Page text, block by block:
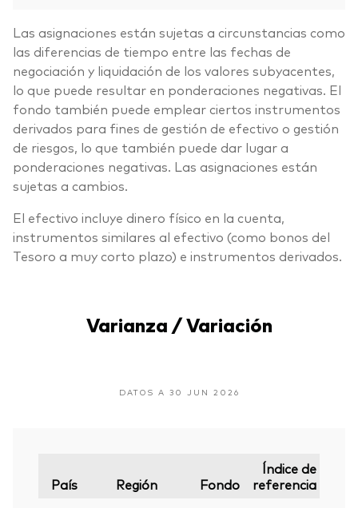
Las asignaciones están sujetas a circunstancias como
las diferencias de tiempo entre las fechas de
negociación y liquidación de los valores subyacentes,
lo que puede resultar en ponderaciones negativas. El
fondo también puede emplear ciertos instrumentos
derivados para fines de gestión de efectivo o gestión
de riesgos, lo que también puede dar lugar a
ponderaciones negativas. Las asignaciones están
sujetas a cambios.
El efectivo incluye dinero físico en la cuenta,
instrumentos similares al efectivo (como bonos del
Tesoro a muy corto plazo) e instrumentos derivados.
Varianza / Variación
DATOS A 30 JUN 2026
País Región Fondo
Índice de
referencia